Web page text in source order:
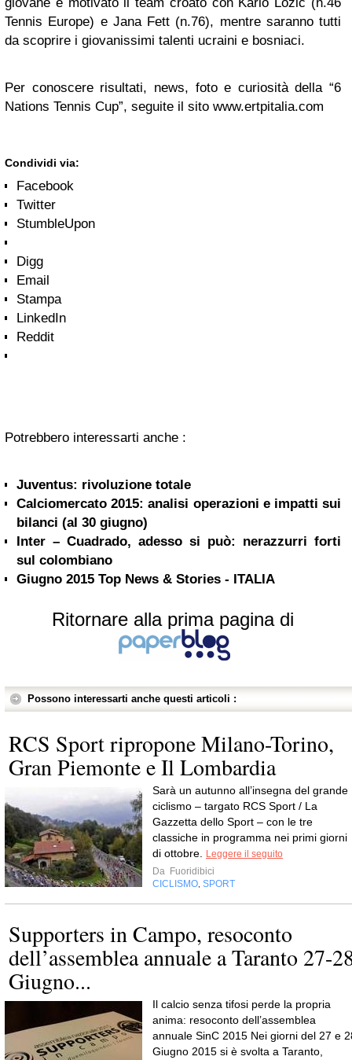
Tennis Europe) e Jana Fett (n.76), mentre saranno tutti
da scoprire i giovanissimi talenti ucraini e bosniaci.
Per conoscere risultati, news, foto e curiosità della “6
Nations Tennis Cup”, seguite il sito www.ertpitalia.com
Condividi via:
Facebook
Twitter
StumbleUpon
Digg
Email
Stampa
LinkedIn
Reddit
Potrebbero interessarti anche :
Juventus: rivoluzione totale
Calciomercato 2015: analisi operazioni e impatti sui
bilanci (al 30 giugno)
Inter – Cuadrado, adesso si può: nerazzurri forti
sul colombiano
Giugno 2015 Top News & Stories - ITALIA
Ritornare alla prima pagina di
Possono interessarti anche questi articoli :
RCS Sport ripropone Milano-Torino,
Gran Piemonte e Il Lombardia
Sarà un autunno all’insegna del grande
ciclismo – targato RCS Sport / La
Gazzetta dello Sport – con le tre
classiche in programma nei primi giorni
di ottobre.
Leggere il seguito
Da Fuoridibici
CICLISMO SPORT
Supporters in Campo, resoconto
dell’assemblea annuale a Taranto 27-
Giugno...
Il calcio senza tifosi perde la propria
anima: resoconto dell’assemblea
annuale SinC 2015 Nei giorni del 27 e
Giugno 2015 si è svolta a Taranto,